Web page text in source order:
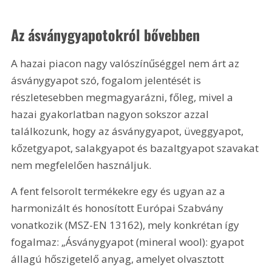
Az ásványgyapotokról bővebben
A hazai piacon nagy valószínűséggel nem árt az
ásványgyapot szó, fogalom jelentését is
részletesebben megmagyarázni, főleg, mivel a
hazai gyakorlatban nagyon sokszor azzal
találkozunk, hogy az ásványgyapot, üveggyapot,
kőzetgyapot, salakgyapot és bazaltgyapot szavakat
nem megfelelően használjuk.
A fent felsorolt termékekre egy és ugyan az a
harmonizált és honosított Európai Szabvány
vonatkozik (MSZ-EN 13162), mely konkrétan így
fogalmaz: „Ásványgyapot (mineral wool): gyapot
állagú hőszigetelő anyag, amelyet olvasztott